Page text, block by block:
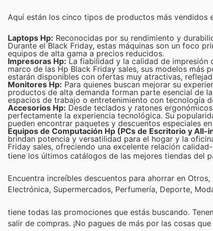
Aquí están los cinco tipos de productos más vendidos
Laptops Hp: Reconocidas por su rendimiento y
Durante el Black Friday, estas máquinas son un foco
equipos de alta gama a precios reducidos.
Impresoras Hp: La fiabilidad y la calidad de impresión
marco de las Hp Black Friday sales, sus modelos más
estarán disponibles con ofertas muy atractivas,
Monitores Hp: Para quienes buscan mejorar su
productos de alta demanda forman parte esencial de
espacios de trabajo o entretenimiento con tecnología
Accesorios Hp: Desde teclados y ratones
perfectamente la experiencia tecnológica. Su
pueden encontrar paquetes y descuentos especiales
Equipos de Computación Hp (PCs de Escritorio y All-
brindan potencia y versatilidad para el hogar y la
Friday sales, ofreciendo una excelente relación
tiene los últimos catálogos de las mejores tiendas del
Encuentra increíbles descuentos para ahorrar en
Electrónica, Supermercados, Perfumería, Deporte,
tiene todas las promociones que estás buscando.
salir de compras. ¡No pagues de más por las cosas que